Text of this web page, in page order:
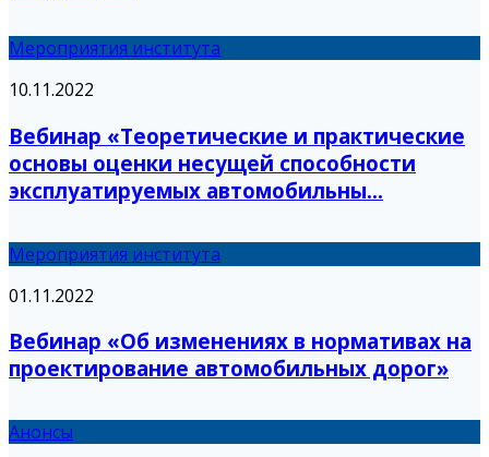
Мероприятия института
10.11.2022
Вебинар «Теоретические и практические
основы оценки несущей способности
эксплуатируемых автомобильны...
Мероприятия института
01.11.2022
Вебинар «Об изменениях в нормативах на
проектирование автомобильных дорог»
Анонсы